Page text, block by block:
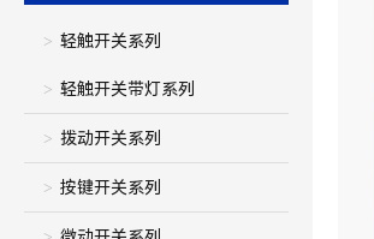
轻触开关系列
轻触开关带灯系列
拨动开关系列
按键开关系列